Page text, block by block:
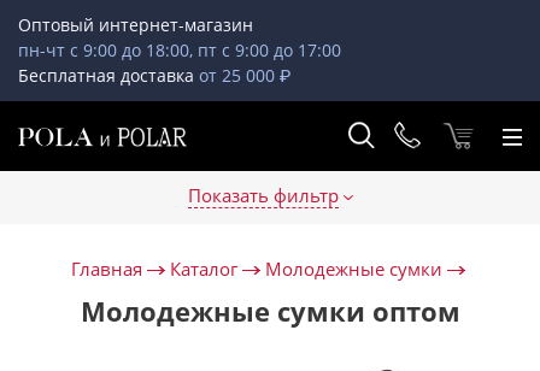
Оптовый интернет-магазин
пн-чт с 9:00 до 18:00, пт с 9:00 до 17:00
Бесплатная доставка от 25 000 ₽
Показать фильтр
Главная Каталог Молодежные сумки
Молодежные сумки оптом